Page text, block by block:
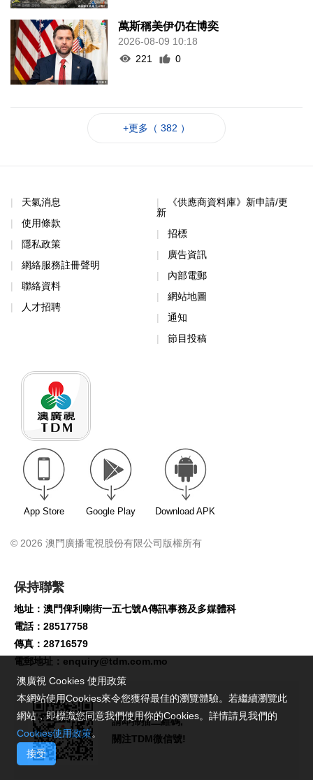
萬斯稱美伊仍在博奕
2026-08-09 10:18
221
0
+更多（ 382 ）
天氣消息
使用條款
隱私政策
網絡服務註冊聲明
聯絡資料
人才招聘
《供應商資料庫》新申請/更
新
招標
廣告資訊
內部電郵
網站地圖
通知
節目投稿
App Store Google Play Download APK
© 2026 澳門廣播電視股份有限公司版權所有
保持聯繫
地址：澳門俾利喇街一五七號A傳訊事務及多媒體科
電話：28517758
傳真：28716579
電郵地址： enquiry@tdm.com.mo
請即掃描二維碼,
關注TDM微信號!
澳廣視 Cookies 使用政策
本網站使用Cookies來令您獲得最佳的瀏覽體驗。若繼續瀏覽此
網站，即標識您同意我們使用你的Cookies。詳情請見我們的
Cookies使用政策。
接受